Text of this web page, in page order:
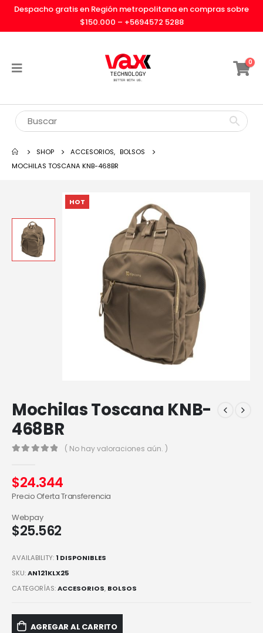
Despacho gratis en Región metropolitana en compras sobre
$150.000 – +5694572 5288
0
SHOP ACCESORIOS, BOLSOS
MOCHILAS TOSCANA KNB-468BR
HOT
Mochilas Toscana KNB-
468BR
( No hay valoraciones aún. )
$24.344
Precio Oferta Transferencia
$25.562
Webpay
AVAILABILITY:1 DISPONIBLES
SKU:AN121KLX25
CATEGORÍAS:ACCESORIOS, BOLSOS
AGREGAR AL CARRITO